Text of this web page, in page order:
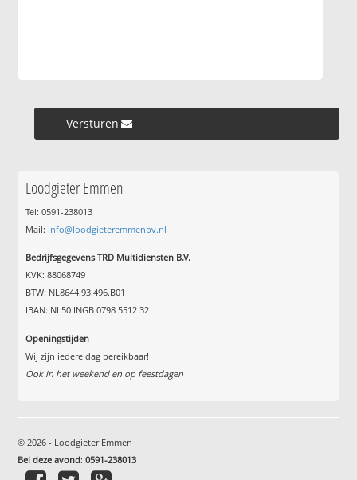
Versturen »
Loodgieter Emmen
Tel: 0591-238013
Mail: info@loodgieteremmenbv.nl
Bedrijfsgegevens TRD Multidiensten B.V.
KVK: 88068749
BTW: NL8644.93.496.B01
IBAN: NL50 INGB 0798 5512 32
Openingstijden
Wij zijn iedere dag bereikbaar!
Ook in het weekend en op feestdagen
© 2026 - Loodgieter Emmen
Bel deze avond:0591-238013